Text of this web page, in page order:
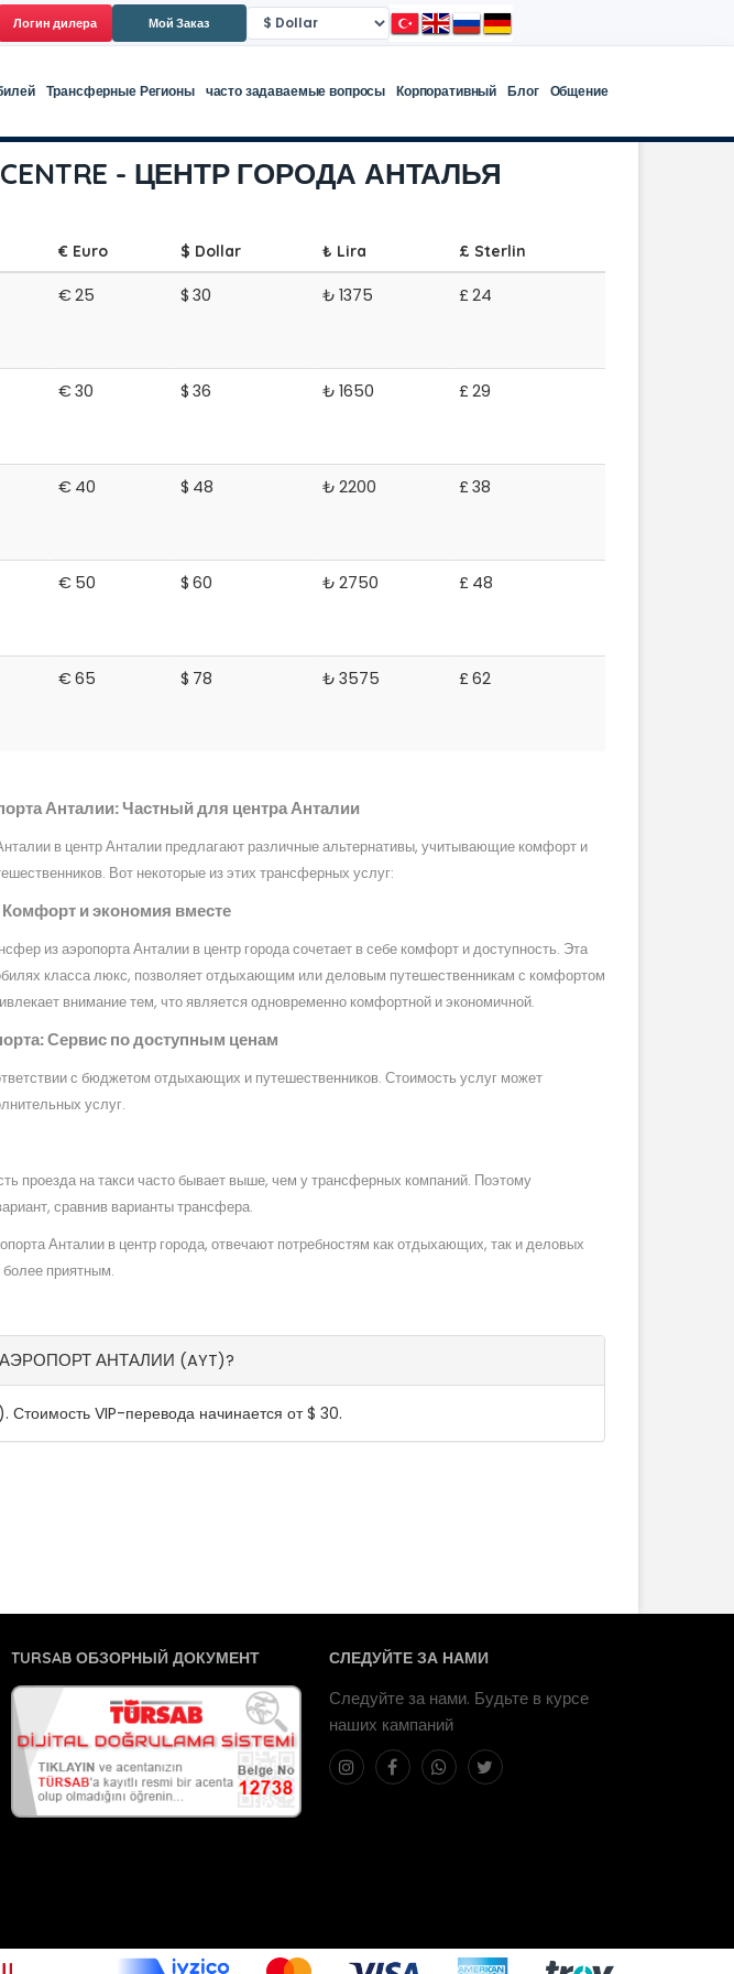
Логин дилера Мой Заказ
Трансферные Регионы часто задаваемые вопросы Корпоративный Блог Общение
- ЦЕНТР ГОРОДА АНТАЛЬЯ
€ Euro $ Dollar ₺ Lira £ Sterlin
€25 $ 30 ₺ 1375 £ 24
€30 $ 36 ₺ 1650 £ 29
€ 40 $ 48 ₺ 2200 £ 38
€ 50 $ 60 ₺ 2750 £ 48
€65 $ 78 ₺ 3575 £ 62
Анталии: Частный для центра Анталии
в центр Анталии предлагают различные альтернативы, учитывающие комфорт и
Вот некоторые из этих трансферных услуг:
и экономия вместе
из аэропорта Анталии в центр города сочетает в себе комфорт и доступность. Эта
класса люкс, позволяет отдыхающим или деловым путешественникам с комфортом
внимание тем, что является одновременно комфортной и экономичной.
Сервис по доступным ценам
с бюджетом отдыхающих и путешественников. Стоимость услуг может
услуг.
проезда на такси часто бывает выше, чем у трансферных компаний. Поэтому
сравнив варианты трансфера.
Анталии в центр города, отвечают потребностям как отдыхающих, так и деловых
приятным.
АЭРОПОРТ АНТАЛИИ (AYT)?
VIP-перевода начинается от $ 30.
TURSAB ОБЗОРНЫЙ ДОКУМЕНТ СЛЕДУЙТЕ ЗА НАМИ
Следуйте за нами. Будьте в курсе
наших кампаний